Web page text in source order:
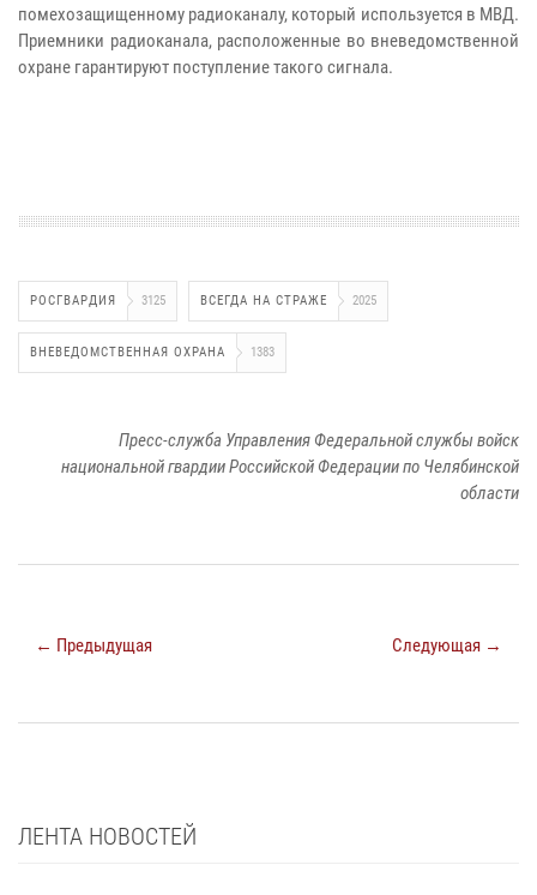
помехозащищенному радиоканалу, который используется в МВД.
Приемники радиоканала, расположенные во вневедомственной
охране гарантируют поступление такого сигнала.
РОСГВАРДИЯ 3125 ВСЕГДА НА СТРАЖЕ 2025
ВНЕВЕДОМСТВЕННАЯ ОХРАНА 1383
Пресс-служба Управления Федеральной службы войск
национальной гвардии Российской Федерации по Челябинской
области
← Предыдущая Следующая →
ЛЕНТА НОВОСТЕЙ